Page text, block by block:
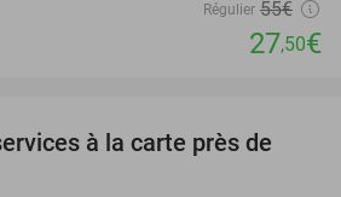
Régulier 55€
27,50€
39%
à la carte près de